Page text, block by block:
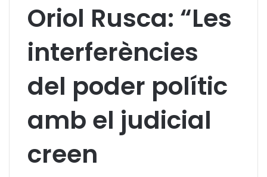
Oriol Rusca: “Les
interferències
del poder polític
amb el judicial
creen